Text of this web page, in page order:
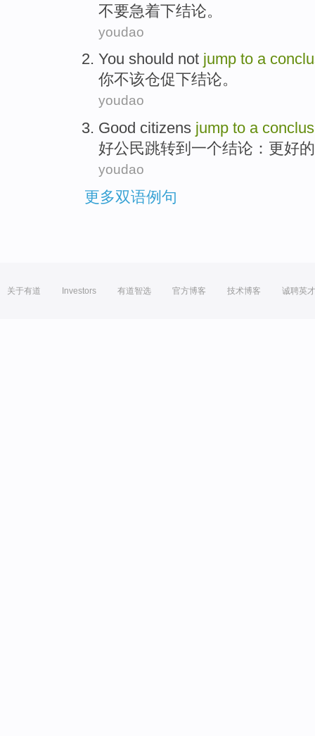
不要急着下结论。
youdao
You should not jump to a
你不该仓促下结论。
youdao
Good citizens jump to a
好公民跳转到 一个结论 ： 更好的
youdao
更多双语例句
关于有道 Investors 有道智选 官方博客 技术博客 诚聘英才